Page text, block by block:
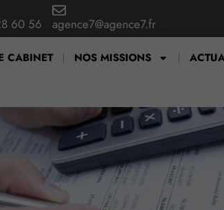
60 56 agence7@agence7.fr
CABINET NOS MISSIONS